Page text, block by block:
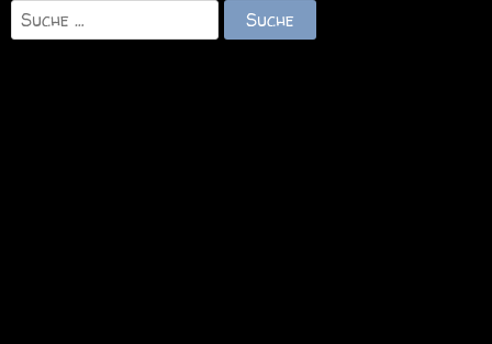
Suche
nach: